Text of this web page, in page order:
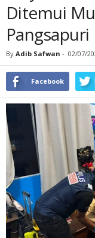
Ditemui
By Adib Safwan - 02/07/
Facebook